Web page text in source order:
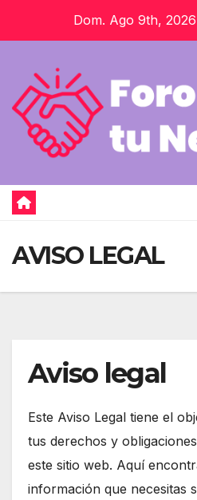
Dom. Ago 9th, 2026
AVISO LEGAL
Aviso legal
Este Aviso Legal tiene el
tus derechos y
este sitio web. Aquí
información que necesitas